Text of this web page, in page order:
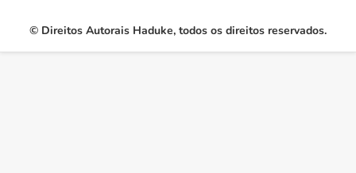
© Direitos Autorais Haduke, todos os direitos reservados.